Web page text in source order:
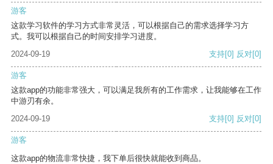
游客
这款学习软件的学习方式非常灵活，可以根据自己的需求选择学习方
式。我可以根据自己的时间安排学习进度。
2024-09-19
支持[0] 反对[0]
游客
这款app的功能非常强大，可以满足我所有的工作需求，让我能够在工作
中游刃有余。
2024-09-19
支持[0] 反对[0]
游客
这款app的物流非常快捷，我下单后很快就能收到商品。